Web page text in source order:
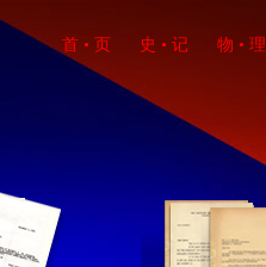
首 • 页 史 • 记 物 • 理